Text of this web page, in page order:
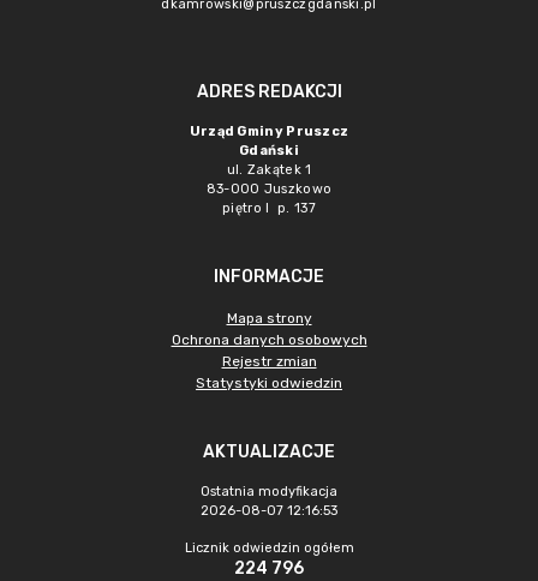
dkamrowski@pruszczgdanski.pl
ADRES REDAKCJI
Urząd Gminy Pruszcz
Gdański
ul. Zakątek 1
83-000 Juszkowo
piętro I p. 137
INFORMACJE
Mapa strony
Ochrona danych osobowych
Rejestr zmian
Statystyki odwiedzin
AKTUALIZACJE
Ostatnia modyfikacja
2026-08-07 12:16:53
Licznik odwiedzin ogółem
224 796